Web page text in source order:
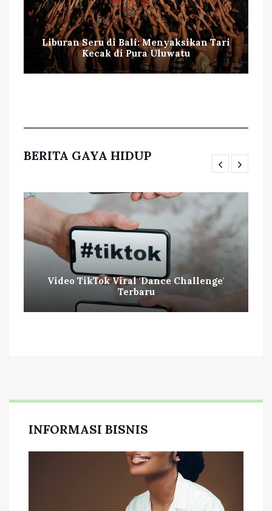
Liburan Seru di Bali: Menyaksikan Tari
Kecak di Pura Uluwatu
BERITA GAYA HIDUP
Video TikTok Viral 'Dance Challenge'
Terbaru
INFORMASI BISNIS